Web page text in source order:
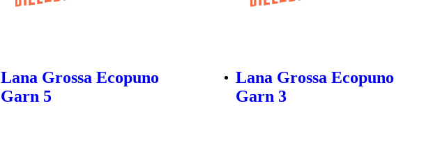
Lana Grossa Ecopuno
Garn 5
Lana Grossa Ecopuno
Garn 3